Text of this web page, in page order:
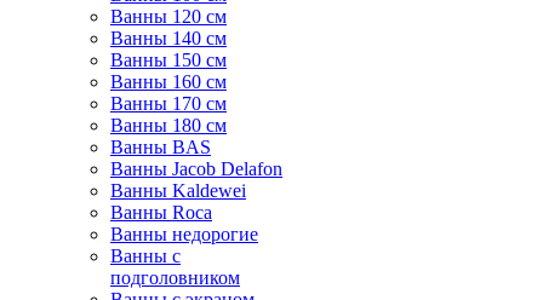
Ванны 120 см
Ванны 140 см
Ванны 150 см
Ванны 160 см
Ванны 170 см
Ванны 180 см
Ванны BAS
Ванны Jacob Delafon
Ванны Kaldewei
Ванны Roca
Ванны недорогие
Ванны с
подголовником